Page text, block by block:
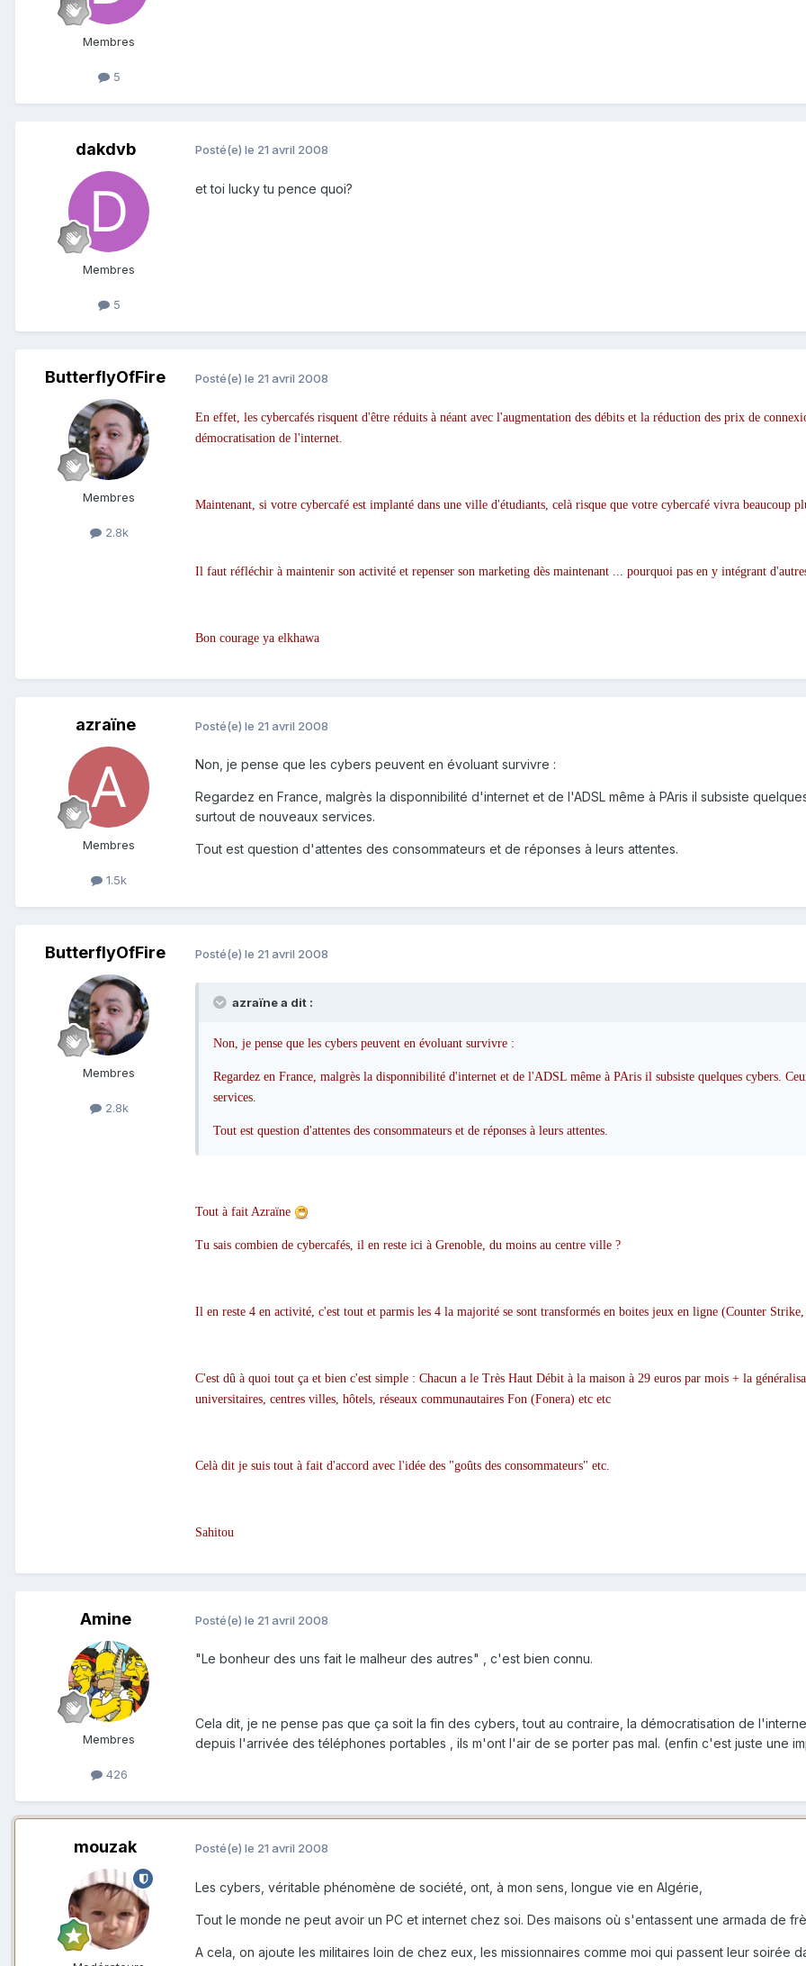
Membres
5
dakdvb
Membres
5
Posté(e) le 21 avril 2008
et toi lucky tu pence quoi?
ButterflyOfFire
Membres
2.8k
Posté(e) le 21 avril 2008
En effet, les cybercafés risquent d'être réduits à néant avec l'augmentation des débits et la réduction des prix de
démocratisation de l'internet.
Maintenant, si votre cybercafé est implanté dans une ville d'étudiants, celà risque que votre cybercafé vivra beaucoup
Il faut réfléchir à maintenir son activité et repenser son marketing dès maintenant ... pourquoi pas en y intégrant
Bon courage ya elkhawa
azraïne
Membres
1.5k
Posté(e) le 21 avril 2008
Non, je pense que les cybers peuvent en évoluant survivre :
Regardez en France, malgrès la disponnibilité d'internet et de l'ADSL même à PAris il subsiste
surtout de nouveaux services.
Tout est question d'attentes des consommateurs et de réponses à leurs attentes.
ButterflyOfFire
Membres
2.8k
Posté(e) le 21 avril 2008
azraïne a dit :
Non, je pense que les cybers peuvent en évoluant survivre :
Regardez en France, malgrès la disponnibilité d'internet et de l'ADSL même à PAris il subsiste quelques cybers.
services.
Tout est question d'attentes des consommateurs et de réponses à leurs attentes.
Tout à fait Azraïne
Tu sais combien de cybercafés, il en reste ici à Grenoble, du moins au centre ville ?
Il en reste 4 en activité, c'est tout et parmis les 4 la majorité se sont transformés en boites jeux en ligne (Counter
C'est dû à quoi tout ça et bien c'est simple : Chacun a le Très Haut Débit à la maison à 29 euros par mois + la
universitaires, centres villes, hôtels, réseaux communautaires Fon (Fonera) etc etc
Celà dit je suis tout à fait d'accord avec l'idée des "goûts des consommateurs" etc.
Sahitou
Amine
Membres
426
Posté(e) le 21 avril 2008
"Le bonheur des uns fait le malheur des autres" , c'est bien connu.
Cela dit, je ne pense pas que ça soit la fin des cybers, tout au contraire, la démocratisation de
depuis l'arrivée des téléphones portables , ils m'ont l'air de se porter pas mal. (enfin c'est juste une
mouzak Posté(e) le 21 avril 2008
Les cybers, véritable phénomène de société, ont, à mon sens, longue vie en Algérie,
Tout le monde ne peut avoir un PC et internet chez soi. Des maisons où s'entassent une armada
A cela, on ajoute les militaires loin de chez eux, les missionnaires comme moi qui passent leur soirée